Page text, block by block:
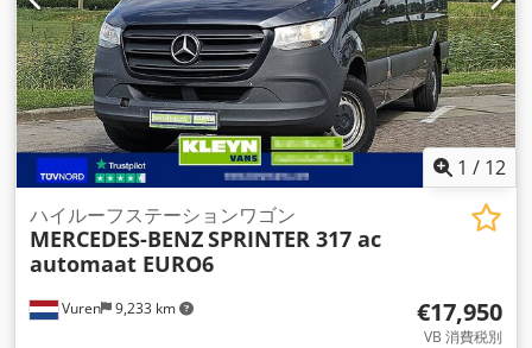
1 / 12
Vuren 9,233 km
ハイルーフステーションワゴン
MERCEDES-BENZSPRINTER 317 ac
automaat EURO6
€17,950
VB 消費税別